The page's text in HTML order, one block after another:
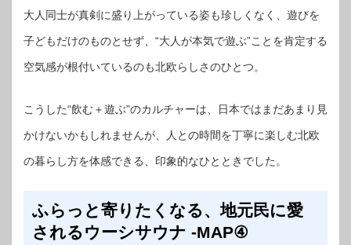
大人同士が真剣に盛り上がっている姿も珍しくなく、遊びを
子どもだけのものとせず、“大人が本気で遊ぶ”ことを肯定する
空気感が根付いているのも北欧らしさのひとつ。
こうした“飲む＋遊ぶ”のカルチャーは、日本ではまだあまり見
かけないかもしれませんが、人との時間を丁寧に楽しむ北欧
の暮らし方を体感できる、印象的なひとときでした。
ふらっと寄りたくなる、地元民に愛
されるウーシサウナ -MAP④